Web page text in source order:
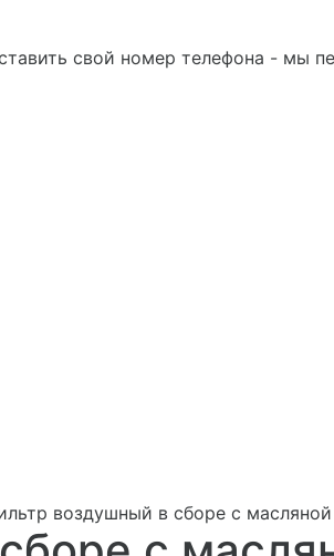
свой номер телефона - мы
воздушный в сборе с масляной